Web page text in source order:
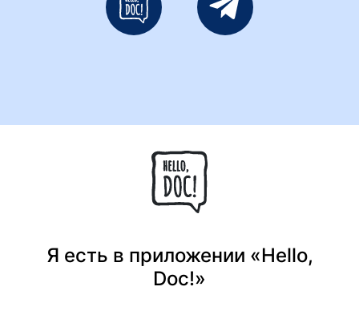
Я есть в приложении «Hello,
Doc!»